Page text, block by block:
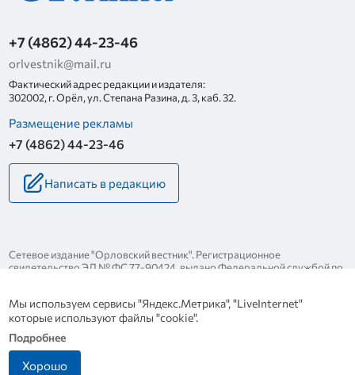
+7 (4862) 44-23-46
orlvestnik@mail.ru
Фактический адрес редакции и издателя:
302002, г. Орёл, ул. Степана Разина, д. 3, каб. 32.
Размещение рекламы
+7 (4862) 44-23-46
Написать в редакцию
Сетевое издание "Орловский вестник". Регистрационное
свидетельство ЭЛ № ФС 77-90424, выдано Федеральной службой по
Политика конфиденциальности
Мы используем сервисы "Яндекс.Метрика", "LiveInternet"
которые используют файлы "cookie".
Подробнее
Хорошо